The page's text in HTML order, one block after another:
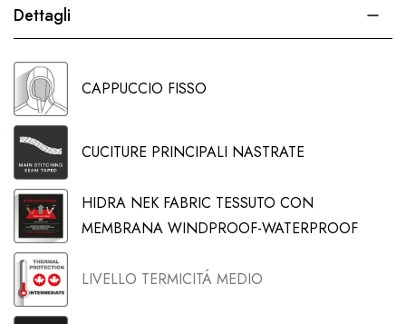
Dettagli
CAPPUCCIO FISSO
CUCITURE PRINCIPALI NASTRATE
HIDRA NEK FABRIC TESSUTO CON
MEMBRANA WINDPROOF-WATERPROOF
LIVELLO TERMICITÁ MEDIO